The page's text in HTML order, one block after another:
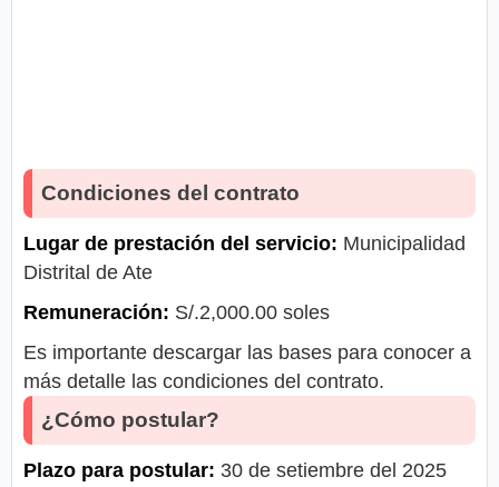
Condiciones del contrato
Lugar de prestación del servicio: Municipalidad
Distrital de Ate
Remuneración: S/.2,000.00 soles
Es importante descargar las bases para conocer a
más detalle las condiciones del contrato.
¿Cómo postular?
Plazo para postular: 30 de setiembre del 2025